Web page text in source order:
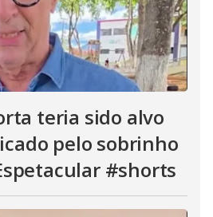
teria sido alvo
pelo sobrinho
#shorts